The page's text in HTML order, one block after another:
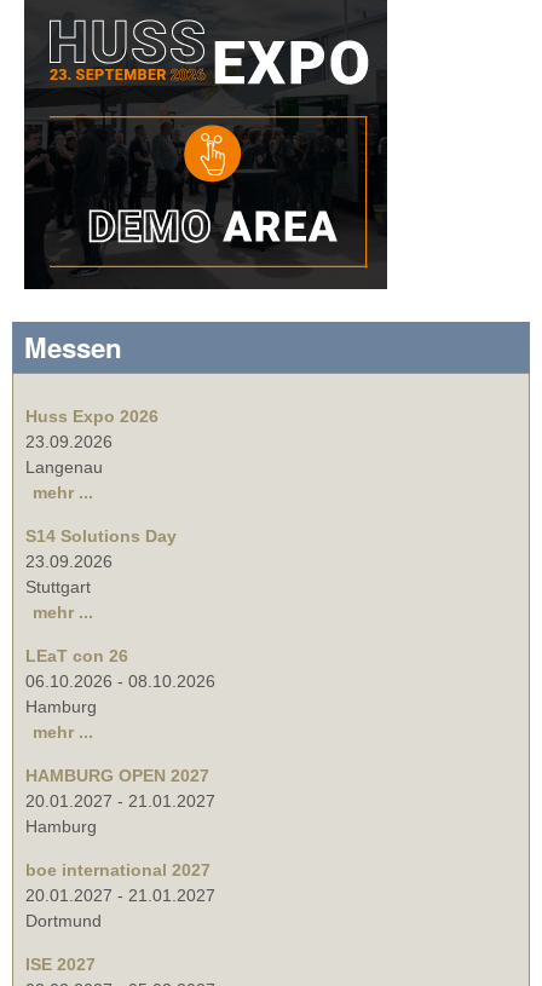
Messen
Huss Expo 2026
23.09.2026
Langenau
mehr ...
S14 Solutions Day
23.09.2026
Stuttgart
mehr ...
LEaT con 26
06.10.2026 - 08.10.2026
Hamburg
mehr ...
HAMBURG OPEN 2027
20.01.2027 - 21.01.2027
Hamburg
boe international 2027
20.01.2027 - 21.01.2027
Dortmund
ISE 2027